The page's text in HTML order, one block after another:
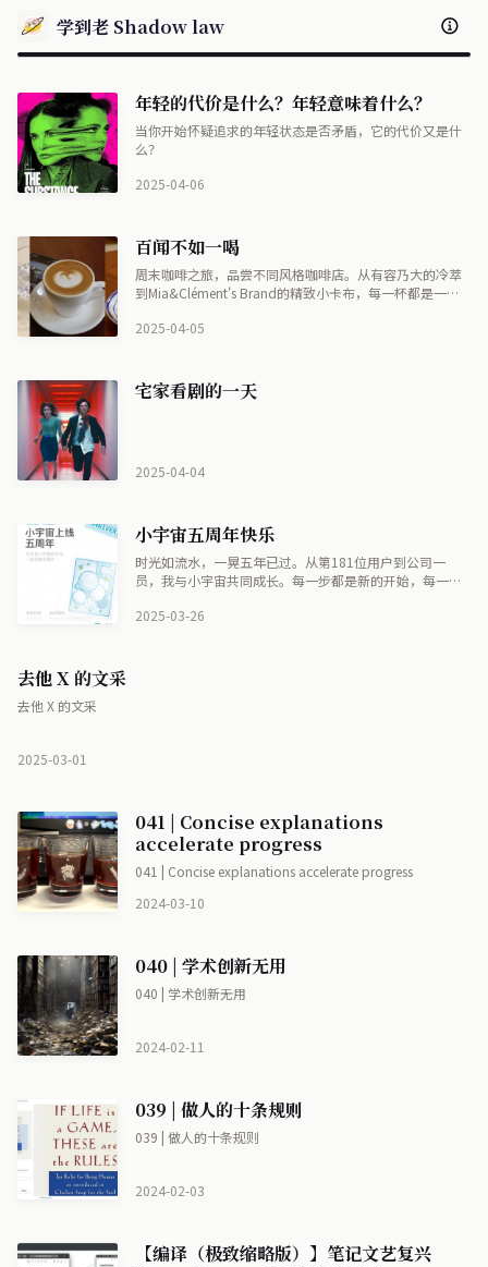
学到老 Shadow law
年轻的代价是什么？年轻意味着什么？
当你开始怀疑追求的年轻状态是否矛盾，它的代价又是什
么？
2025-04-06
百闻不如一喝
周末咖啡之旅，品尝不同风格咖啡店。从有容乃大的冷萃
到Mia&Clément's Brand的精致小卡布，每一杯都是一次
能领略咖啡文化的魅力。 (摘要为自动生成）
2025-04-05
宅家看剧的一天
2025-04-04
小宇宙五周年快乐
时光如流水，一晃五年已过。从第181位用户到公司一
员，我与小宇宙共同成长。每一步都是新的开始，每一刻
处攀登。
2025-03-26
去他 X 的文采
去他 X 的文采
2025-03-01
041 | Concise explanations
accelerate progress
041 | Concise explanations accelerate progress
2024-03-10
040 | 学术创新无用
040 | 学术创新无用
2024-02-11
039 | 做人的十条规则
039 | 做人的十条规则
2024-02-03
【编译（极致缩略版）】笔记文艺复兴